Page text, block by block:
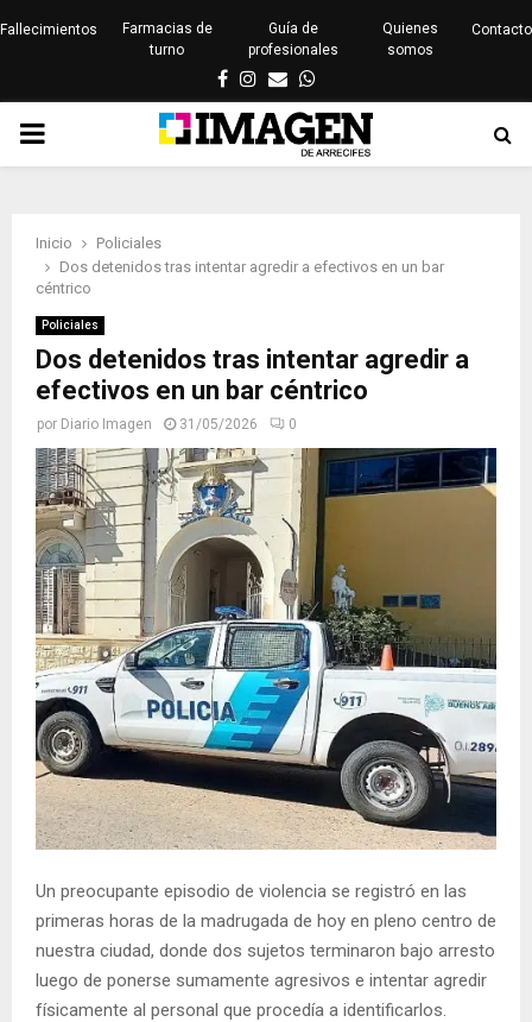
Fallecimientos
Farmacias de
turno
Guía de
profesionales
Quienes
somos
Contacto
Facebook
Instagram
EmailWhatsapp
PRIMARY
Inicio
Policiales
Dos detenidos tras intentar agredir a efectivos en un bar
céntrico
Policiales
Dos detenidos tras intentar agredir a
efectivos en un bar céntrico
por Diario Imagen 31/05/2026 0
Un preocupante episodio de violencia se registró en las
primeras horas de la madrugada de hoy en pleno centro de
nuestra ciudad, donde dos sujetos terminaron bajo arresto
luego de ponerse sumamente agresivos e intentar agredir
físicamente al personal que procedía a identificarlos.